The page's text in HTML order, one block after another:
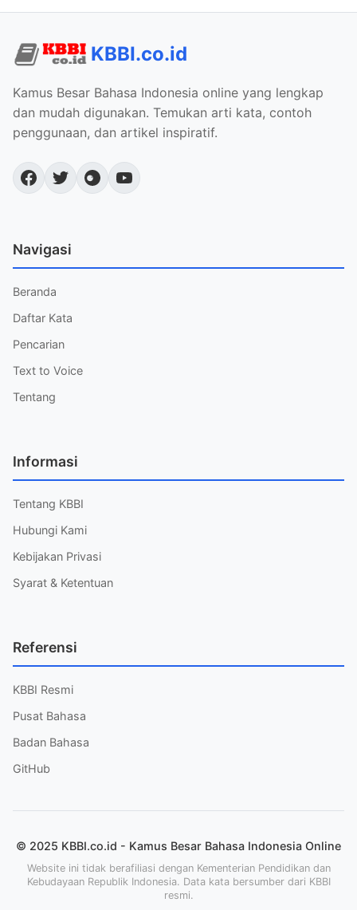
KBBI.co.id
Kamus Besar Bahasa Indonesia online yang lengkap
dan mudah digunakan. Temukan arti kata, contoh
penggunaan, dan artikel inspiratif.
Navigasi
Beranda
Daftar Kata
Pencarian
Text to Voice
Tentang
Informasi
Tentang KBBI
Hubungi Kami
Kebijakan Privasi
Syarat & Ketentuan
Referensi
KBBI Resmi
Pusat Bahasa
Badan Bahasa
GitHub
© 2025 KBBI.co.id - Kamus Besar Bahasa Indonesia Online
Website ini tidak berafiliasi dengan Kementerian Pendidikan dan
Kebudayaan Republik Indonesia. Data kata bersumber dari KBBI
resmi.